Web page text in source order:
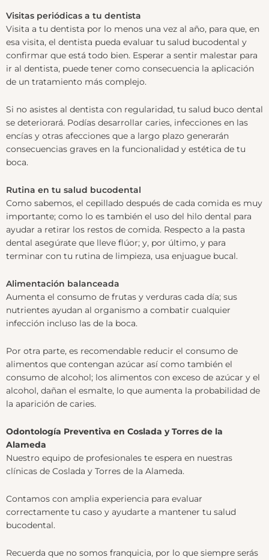
Visitas periódicas a tu dentista
Visita a tu dentista por lo menos una vez al año, para que, en
esa visita, el dentista pueda evaluar tu salud bucodental y
confirmar que está todo bien. Esperar a sentir malestar para
ir al dentista, puede tener como consecuencia la aplicación
de un tratamiento más complejo.
Si no asistes al dentista con regularidad, tu salud buco dental
se deteriorará. Podías desarrollar caries, infecciones en las
encías y otras afecciones que a largo plazo generarán
consecuencias graves en la funcionalidad y estética de tu
boca.
Rutina en tu salud bucodental
Como sabemos, el cepillado después de cada comida es muy
importante; como lo es también el uso del hilo dental para
ayudar a retirar los restos de comida. Respecto a la pasta
dental asegúrate que lleve flúor; y, por último, y para
terminar con tu rutina de limpieza, usa enjuague bucal.
Alimentación balanceada
Aumenta el consumo de frutas y verduras cada día; sus
nutrientes ayudan al organismo a combatir cualquier
infección incluso las de la boca.
Por otra parte, es recomendable reducir el consumo de
alimentos que contengan azúcar así como también el
consumo de alcohol; los alimentos con exceso de azúcar y el
alcohol, dañan el esmalte, lo que aumenta la probabilidad de
la aparición de caries.
Odontología Preventiva en Coslada y Torres de la
Alameda
Nuestro equipo de profesionales te espera en nuestras
clínicas de Coslada y Torres de la Alameda.
Contamos con amplia experiencia para evaluar
correctamente tu caso y ayudarte a mantener tu salud
bucodental.
Recuerda que no somos franquicia, por lo que siempre serás